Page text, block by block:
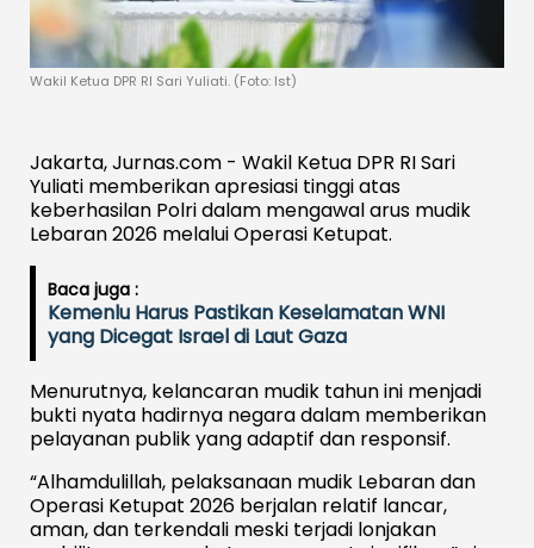
Wakil Ketua DPR RI Sari Yuliati. (Foto: Ist)
Jakarta, Jurnas.com - Wakil Ketua DPR RI Sari
Yuliati memberikan apresiasi tinggi atas
keberhasilan Polri dalam mengawal arus mudik
Lebaran 2026 melalui Operasi Ketupat.
Baca juga :
Kemenlu Harus Pastikan Keselamatan WNI
yang Dicegat Israel di Laut Gaza
Menurutnya, kelancaran mudik tahun ini menjadi
bukti nyata hadirnya negara dalam memberikan
pelayanan publik yang adaptif dan responsif.
“Alhamdulillah, pelaksanaan mudik Lebaran dan
Operasi Ketupat 2026 berjalan relatif lancar,
aman, dan terkendali meski terjadi lonjakan